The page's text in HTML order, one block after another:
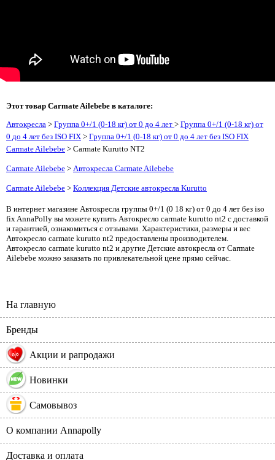
Этот товар Carmate Ailebebe в каталоге:
Автокресла > Группа 0+/1 (0-18 кг) от 0 до 4 лет > Группа 0+/1 (0-18 кг) от
0 до 4 лет без ISO FIX > Группа 0+/1 (0-18 кг) от 0 до 4 лет без ISO FIX
Carmate Ailebebe > Carmate Kurutto NT2
Carmate Ailebebe > Автокресла Carmate Ailebebe
Carmate Ailebebe > Коллекция Детские автокресла Kurutto
В интернет магазине Автокресла группы 0+/1 (0 18 кг) от 0 до 4 лет без iso
fix AnnaPolly вы можете купить Автокресло carmate kurutto nt2 с доставкой
и гарантией, ознакомиться с отзывами. Характеристики, размеры и вес
Автокресло carmate kurutto nt2 предоставлены производителем.
Автокресло carmate kurutto nt2 и другие Детские автокресла от Carmate
Ailebebe можно заказать по привлекательной цене прямо сейчас.
На главную
Бренды
% Акции и рапродажи
Новинки
Самовывоз
О компании Annapolly
Доставка и оплата